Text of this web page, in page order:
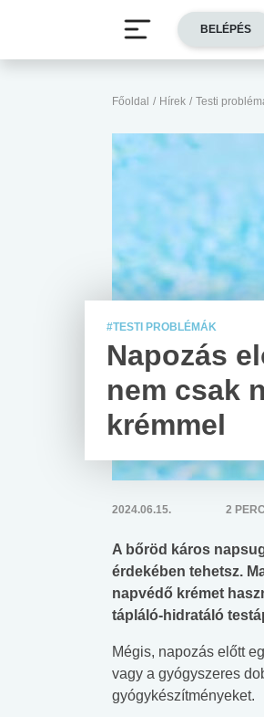
Főoldal / Hírek / Testi
#TESTI PROBLÉMÁK
Napozás
nem csak
krémmel
2024.06.15. 2
A bőröd káros
érdekében tehetsz.
napvédő krémet
tápláló-hidratáló
Mégis, napozás előtt
vagy a gyógyszeres
gyógykészítményeket.
BELÉPÉS